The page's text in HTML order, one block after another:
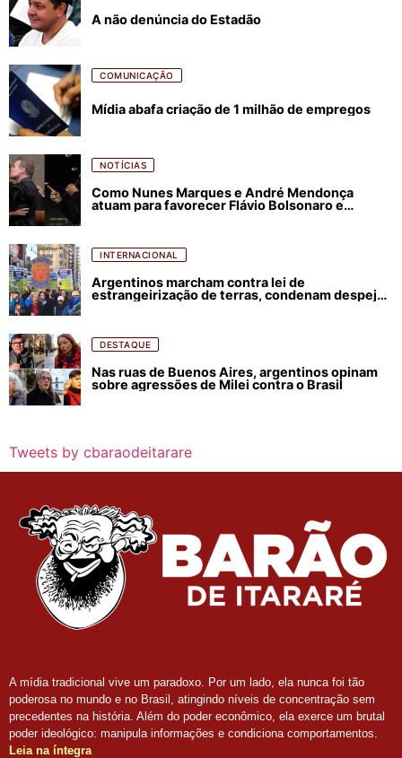
A não denúncia do Estadão
COMUNICAÇÃO
Mídia abafa criação de 1 milhão de empregos
NOTÍCIAS
Como Nunes Marques e André Mendonça
atuam para favorecer Flávio Bolsonaro e
INTERNACIONAL
Argentinos marcham contra lei de
estrangeirização de terras, condenam despejos
DESTAQUE
Nas ruas de Buenos Aires, argentinos opinam
sobre agressões de Milei contra o Brasil
Tweets by cbaraodeitarare
A mídia tradicional vive um paradoxo. Por um lado, ela nunca foi tão
poderosa no mundo e no Brasil, atingindo níveis de concentração sem
precedentes na história. Além do poder econômico, ela exerce um brutal
poder ideológico: manipula informações e condiciona comportamentos.
Leia na íntegra